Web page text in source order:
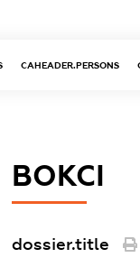
CAHEADER.PERSONS
ВОКСІ
dossier.title